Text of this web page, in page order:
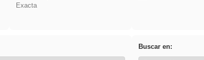
Exacta
Buscar en: